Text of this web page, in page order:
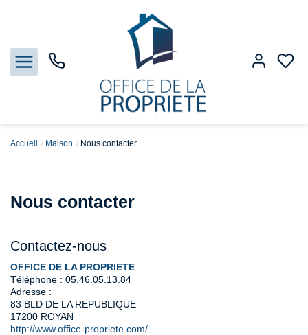
Biens vendus
Gestion
Notre Agence
Accueil Maison Nous contacter
Nous contacter
Contactez-nous
OFFICE DE LA PROPRIETE
Téléphone : 05.46.05.13.84
Adresse :
83 BLD DE LA REPUBLIQUE
17200 ROYAN
http://www.office-propriete.com/